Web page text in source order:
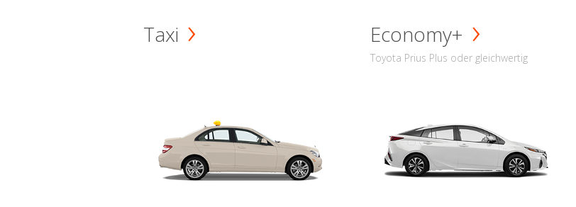
Taxi Economy+
Toyota Prius Plus oder gleichwertig